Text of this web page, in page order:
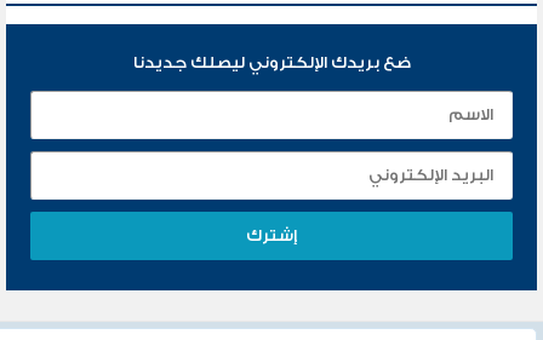
ضع بريدك الإلكتروني ليصلك جديدنا